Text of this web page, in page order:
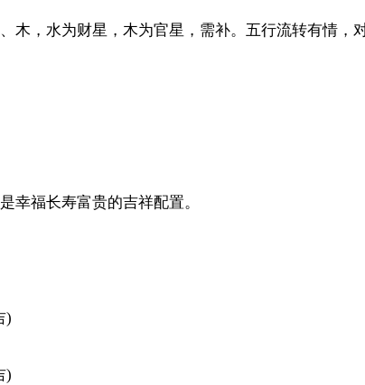
木，水为财星，木为官星，需补。五行流转有情，
幸福长寿富贵的吉祥配置。
)
)